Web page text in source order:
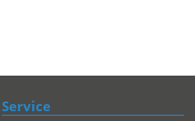
Service